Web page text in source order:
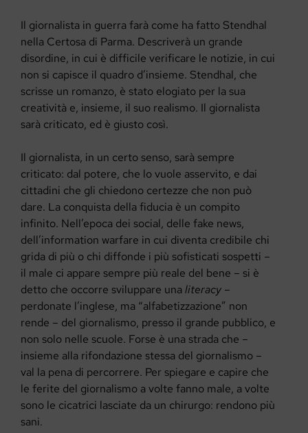
Il giornalista in guerra farà come ha fatto Stendhal
nella Certosa di Parma. Descriverà un grande
disordine, in cui è difficile verificare le notizie, in cui
non si capisce il quadro d’insieme. Stendhal, che
scrisse un romanzo, è stato elogiato per la sua
creatività e, insieme, il suo realismo. Il giornalista
sarà criticato, ed è giusto così.
Il giornalista, in un certo senso, sarà sempre
criticato: dal potere, che lo vuole asservito, e dai
cittadini che gli chiedono certezze che non può
dare. La conquista della fiducia è un compito
infinito. Nell’epoca dei social, delle fake news,
dell’information warfare in cui diventa credibile chi
grida di più o chi diffonde i più sofisticati sospetti –
il male ci appare sempre più reale del bene – si è
detto che occorre sviluppare una literacy –
perdonate l’inglese, ma “alfabetizzazione” non
rende – del giornalismo, presso il grande pubblico, e
non solo nelle scuole. Forse è una strada che –
insieme alla rifondazione stessa del giornalismo –
val la pena di percorrere. Per spiegare e capire che
le ferite del giornalismo a volte fanno male, a volte
sono le cicatrici lasciate da un chirurgo: rendono più
sani.